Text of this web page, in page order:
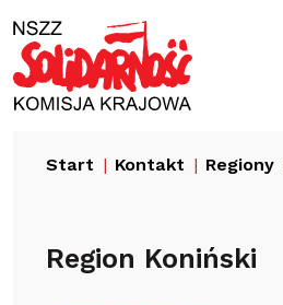
do
treści
Start Kontakt Regiony
Region Koniński